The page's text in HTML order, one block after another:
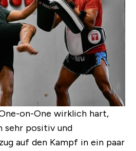
on-One wirklich hart,
sehr positiv und
auf den Kampf in ein paar